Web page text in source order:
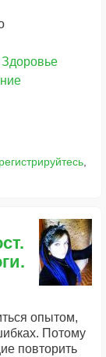
Здоровье
,
опытом,
Потому
повторить